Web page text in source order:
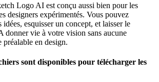
Logo AI est conçu aussi bien pour les
designers expérimentés. Vous pouvez
esquisser un concept, et laisser le
donner vie à votre vision sans aucune
préalable en design.
sont disponibles pour télécharger les